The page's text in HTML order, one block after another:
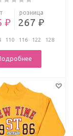
₽
розница
267 ₽
110 116 122
128